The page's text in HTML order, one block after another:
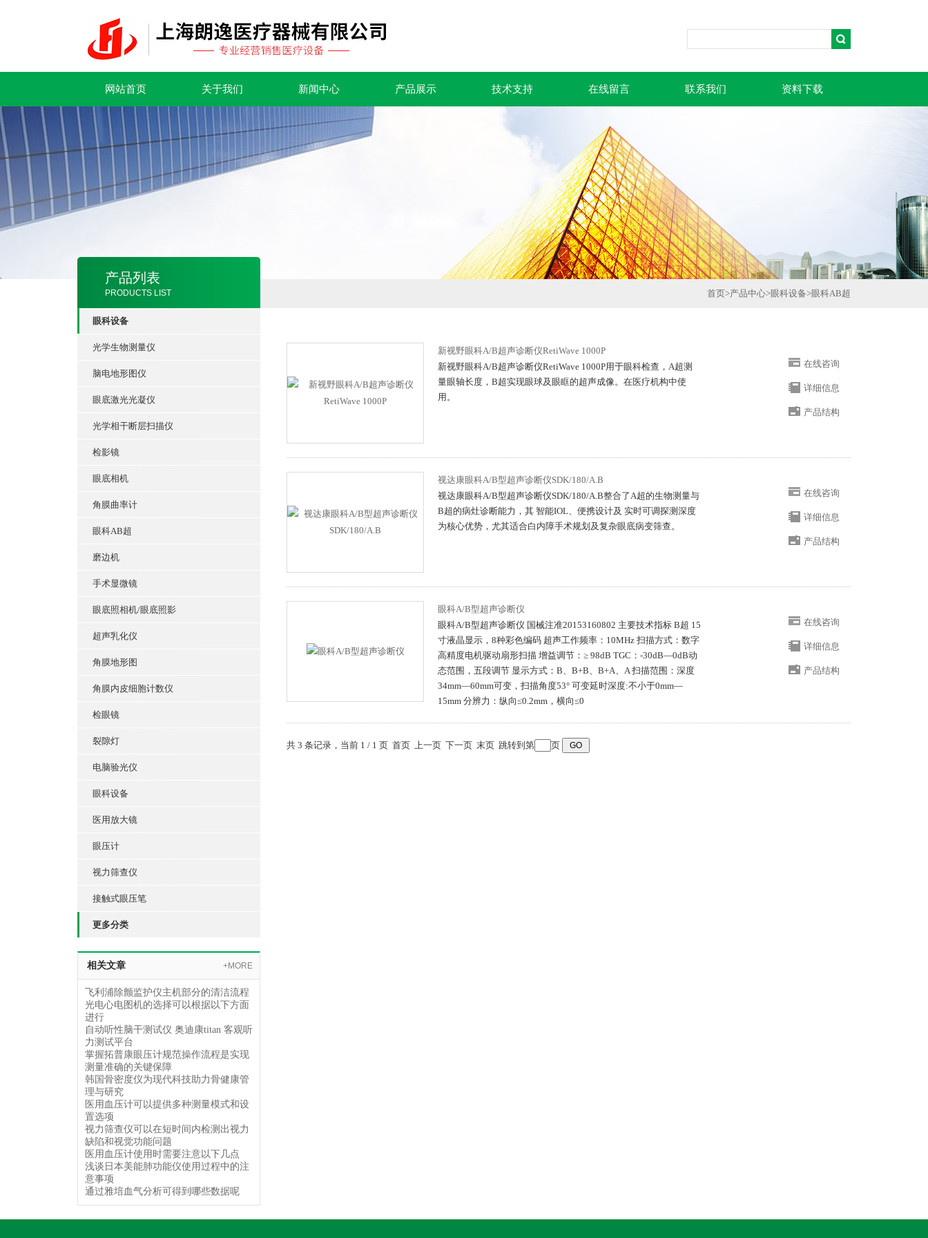
网站首页 关于我们 新闻中心 产品展示 技术支持 在线留言 联系我们 资料下载
产品列表
PRODUCTS LIST
眼科设备
光学生物测量仪
脑电地形图仪
眼底激光光凝仪
光学相干断层扫描仪
检影镜
眼底相机
角膜曲率计
眼科AB超
磨边机
手术显微镜
眼底照相机/眼底照影
超声乳化仪
角膜地形图
角膜内皮细胞计数仪
检眼镜
裂隙灯
电脑验光仪
眼科设备
医用放大镜
眼压计
视力筛查仪
接触式眼压笔
更多分类
相关文章 +MORE
飞利浦除颤监护仪主机部分的清洁流程
光电心电图机的选择可以根据以下方面
进行
自动听性脑干测试仪 奥迪康titan 客观听
力测试平台
掌握拓普康眼压计规范操作流程是实现
测量准确的关键保障
韩国骨密度仪为现代科技助力骨健康管
理与研究
医用血压计可以提供多种测量模式和设
置选项
视力筛查仪可以在短时间内检测出视力
缺陷和视觉功能问题
医用血压计使用时需要注意以下几点
浅谈日本美能肺功能仪使用过程中的注
意事项
通过雅培血气分析可得到哪些数据呢
首页>产品中心>眼科设备>眼科AB超
新视野眼科A/B超声诊断仪RetiWave 1000P
新视野眼科A/B超声诊断仪RetiWave 1000P用于眼科检查，A超测
量眼轴长度，B超实现眼球及眼眶的超声成像。在医疗机构中使
用。
在线咨询
详细信息
产品结构
视达康眼科A/B型超声诊断仪SDK/180/A.B
视达康眼科A/B型超声诊断仪SDK/180/A.B整合了A超的生物测量与
B超的病灶诊断能力，其 智能IOL、便携设计及 实时可调探测深度
为核心优势，尤其适合白内障手术规划及复杂眼底病变筛查。
在线咨询
详细信息
产品结构
眼科A/B型超声诊断仪
眼科A/B型超声诊断仪 国械注准20153160802 主要技术指标 B超 15
寸液晶显示，8种彩色编码 超声工作频率：10MHz 扫描方式：数字
高精度电机驱动扇形扫描 增益调节：≥ 98dB TGC：-30dB—0dB动
态范围，五段调节 显示方式：B、B+B、B+A、A 扫描范围：深度
34mm—60mm可变，扫描角度53° 可变延时深度:不小于0mm—
15mm 分辨力：纵向≤0.2mm，横向≤0
在线咨询
详细信息
产品结构
共 3 条记录，当前 1 / 1 页 首页 上一页 下一页 末页 跳转到第 页